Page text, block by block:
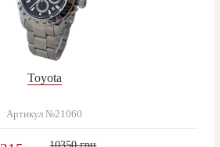
Toyota
Артикул №21060